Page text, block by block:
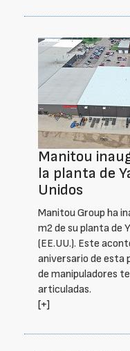
Manitou
la planta de
Unidos
Manitou Group ha
m2 de su planta de
(EE.UU.). Este
aniversario de esta
de manipuladores
articuladas.
[+]